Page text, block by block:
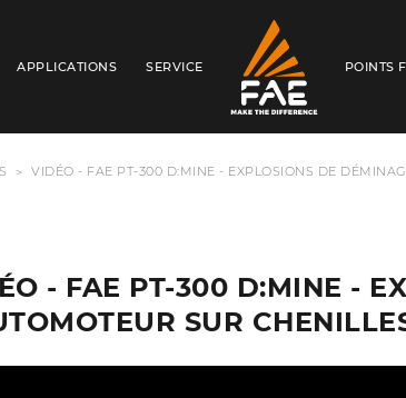
APPLICATIONS SERVICE POINTS
VIDÉO - FAE PT-300 D:MINE - EXPLOSIONS DE
- FAE PT-300 D:MINE -
SUR